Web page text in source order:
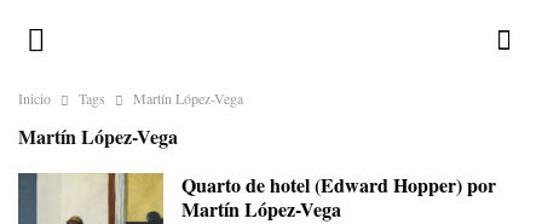
Inicio Tags Martín López-Vega
Martín López-Vega
Quarto de hotel (Edward Hopper) por
Martín López-Vega